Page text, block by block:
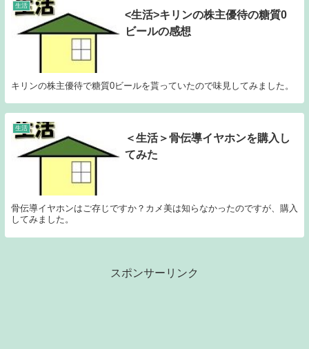
生活
<生活>キリンの株主優待の糖質0
ビールの感想
キリンの株主優待で糖質0ビールを貰っていたので味見してみました。
生活
＜生活＞骨伝導イヤホンを購入し
てみた
骨伝導イヤホンはご存じですか？カメ美は知らなかったのですが、購入
してみました。
スポンサーリンク